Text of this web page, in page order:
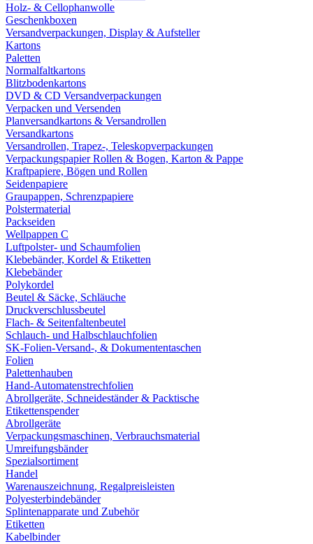
Holz- & Cellophanwolle
Geschenkboxen
Versandverpackungen, Display & Aufsteller
Kartons
Paletten
Normalfaltkartons
Blitzbodenkartons
DVD & CD Versandverpackungen
Verpacken und Versenden
Planversandkartons & Versandrollen
Versandkartons
Versandrollen, Trapez-, Teleskopverpackungen
Verpackungspapier Rollen & Bogen, Karton & Pappe
Kraftpapiere, Bögen und Rollen
Seidenpapiere
Graupappen, Schrenzpapiere
Polstermaterial
Packseiden
Wellpappen C
Luftpolster- und Schaumfolien
Klebebänder, Kordel & Etiketten
Klebebänder
Polykordel
Beutel & Säcke, Schläuche
Druckverschlussbeutel
Flach- & Seitenfaltenbeutel
Schlauch- und Halbschlauchfolien
SK-Folien-Versand-, & Dokumententaschen
Folien
Palettenhauben
Hand-Automatenstrechfolien
Abrollgeräte, Schneideständer & Packtische
Etikettenspender
Abrollgeräte
Verpackungsmaschinen, Verbrauchsmaterial
Umreifungsbänder
Spezialsortiment
Handel
Warenauszeichnung, Regalpreisleisten
Polyesterbindebänder
Splintenapparate und Zubehör
Etiketten
Kabelbinder